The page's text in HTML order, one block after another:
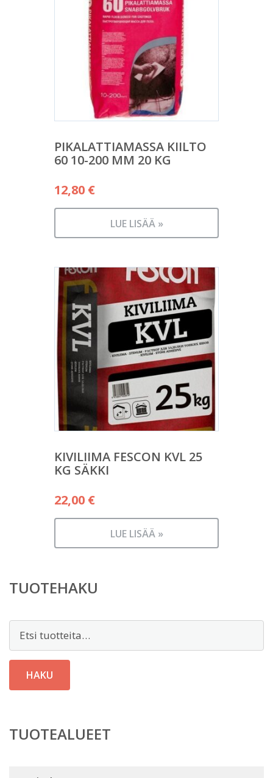
PIKALATTIAMASSA KIILTO
60 10-200 MM 20 KG
12,80 €
LUE LISÄÄ »
KIVILIIMA FESCON KVL 25
KG SÄKKI
22,00 €
LUE LISÄÄ »
TUOTEHAKU
Etsi:
HAKU
TUOTEALUEET